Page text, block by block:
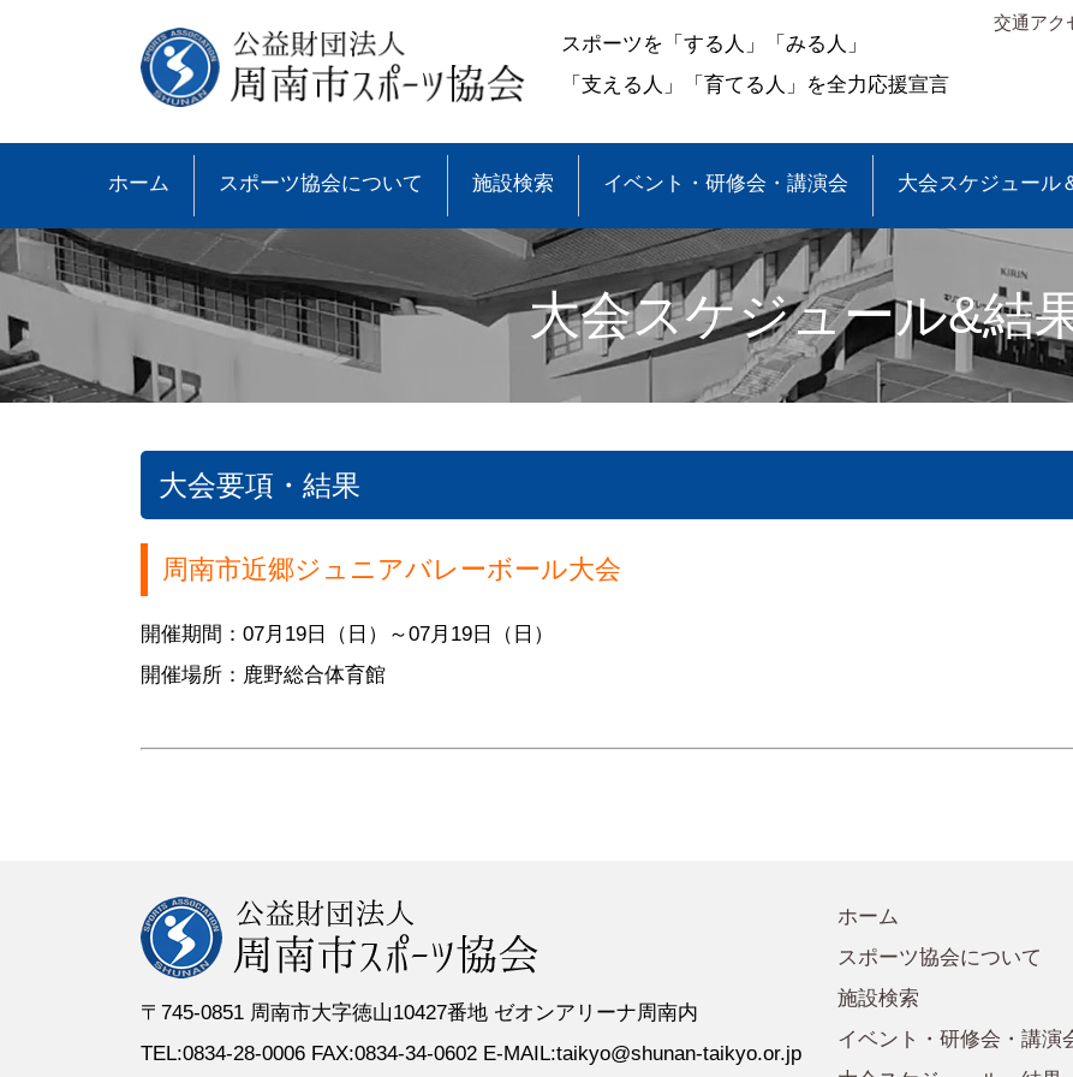
スポーツを「する人」「みる人」
「支える人」「育てる人」を全力応援宣言
交通アク
ホーム スポーツ協会について
●諸規則
●専門委員会規程
●加盟団体
●事業報告
施設検索 イベント・研修会・講演会 大会スケジュール
●大会情報＆結果
●スポーツ少年団とは
●登録スポーツ少年団
●スポーツ少年団大会情報
●スポーツ少年団諸規定
●各種申請・報告書
大会スケジュール&結
大会要項・結果
周南市近郷ジュニアバレーボール大会
開催期間：07月19日（日）～07月19日（日）
開催場所：鹿野総合体育館
〒745-0851 周南市大字徳山10427番地 ゼオンアリーナ周南内
TEL:0834-28-0006 FAX:0834-34-0602 E-MAIL:taikyo@shunan-taikyo.or.jp
ホーム
スポーツ協会について
施設検索
イベント・研修会・講演